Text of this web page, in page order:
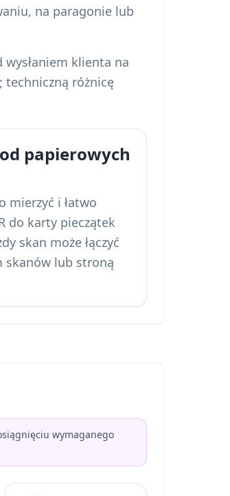
na paragonie lub
klienta na
różnicę
papierowych
mierzyć i łatwo
do karty pieczątek
skan może łączyć
skanów lub stroną
wymaganego